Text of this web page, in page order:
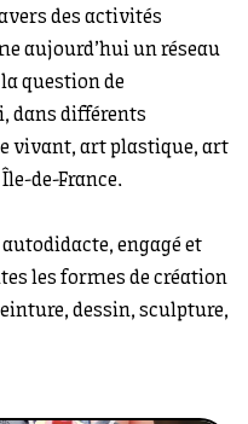
des activités
aujourd’hui un réseau
question de
dans différents
vivant, art plastique, art
de-France.
engagé et
les formes de création
dessin, sculpture,